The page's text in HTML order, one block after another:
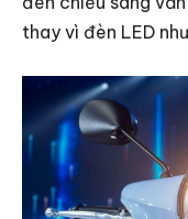
thay vì đèn LED